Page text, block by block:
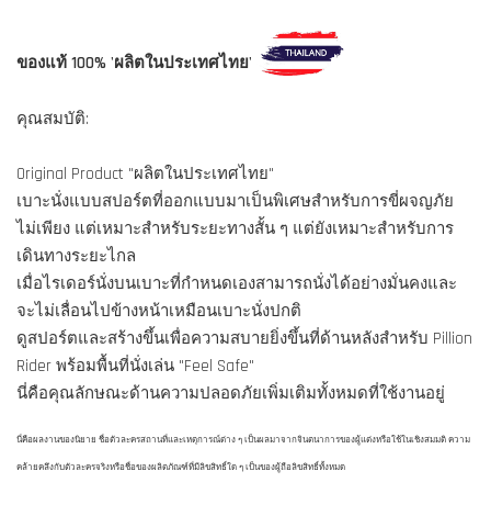
ของแท้ 100% 'ผลิตในประเทศไทย'
คุณสมบัติ:
Original Product "ผลิตในประเทศไทย"
เบาะนั่งแบบสปอร์ตที่ออกแบบมาเป็นพิเศษสำหรับการขี่ผจญภัย
ไม่เพียง แต่เหมาะสำหรับระยะทางสั้น ๆ แต่ยังเหมาะสำหรับการ
เดินทางระยะไกล
เมื่อไรเดอร์นั่งบนเบาะที่กำหนดเองสามารถนั่งได้อย่างมั่นคงและ
จะไม่เลื่อนไปข้างหน้าเหมือนเบาะนั่งปกติ
ดูสปอร์ตและสร้างขึ้นเพื่อความสบายยิ่งขึ้นที่ด้านหลังสำหรับ Pillion
Rider พร้อมพื้นที่นั่งเล่น "Feel Safe"
นี่คือคุณลักษณะด้านความปลอดภัยเพิ่มเติมทั้งหมดที่ใช้งานอยู่
นี่คือผลงานของนิยาย ชื่อตัวละครสถานที่และเหตุการณ์ต่าง ๆ เป็นผลมาจากจินตนาการของผู้แต่งหรือใช้ในเชิงสมมติ ความ
คล้ายคลึงกับตัวละครจริงหรือชื่อของผลิตภัณฑ์ที่มีลิขสิทธิ์ใด ๆ เป็นของผู้ถือลิขสิทธิ์ทั้งหมด